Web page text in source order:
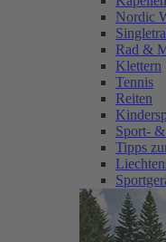
Nordic
Rad &
Klettern
Tennis
Reiten
Sport-
Tipps